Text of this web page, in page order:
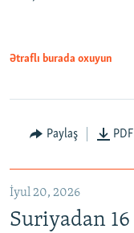
Auto
Ətraflı burada oxuyun
Paylaş PDF
İyul 20, 2026
Suriyadan